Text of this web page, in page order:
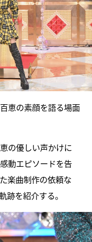
恵の素顔を語る場面
の優しい声かけに
動エピソードを告
楽曲制作の依頼な
跡を紹介する。